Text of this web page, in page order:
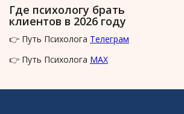
Где психологу брать
клиентов в 2026 году
👉 Путь Психолога Телеграм
👉 Путь Психолога MAX